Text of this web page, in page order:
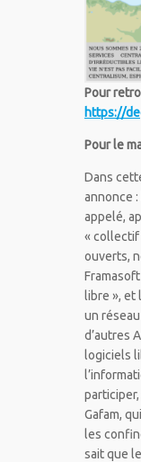
Pour
https://
Pour le
Dans
annonce :
appelé,
« collectif
ouverts,
libre », et
un
d’autres
logiciels
Gafam,
les
sait que